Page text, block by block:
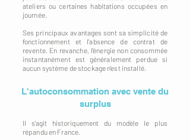
ateliers ou certaines habitations occupées en
journée.
Ses principaux avantages sont sa simplicité de
fonctionnement et l'absence de contrat de
revente. En revanche, l'énergie non consommée
instantanément est généralement perdue si
aucun système de stockage n'est installé.
L'autoconsommation avec vente du
surplus
Il s'agit historiquement du modèle le plus
répandu en France.